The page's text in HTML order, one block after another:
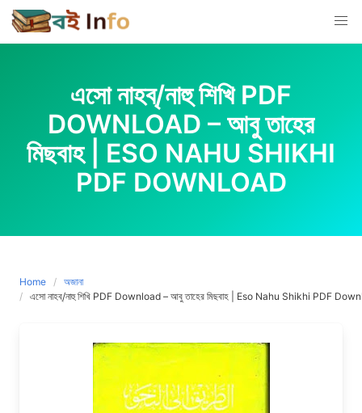
Skip
to
content
এসো নাহব্/নাহু শিখি PDF
DOWNLOAD – আবু তাহের
মিছবাহ | ESO NAHU SHIKHI
PDF DOWNLOAD
Home
অজানা
এসো নাহব্/নাহু শিখি PDF Download – আবু তাহের মিছবাহ | Eso Nahu Shikhi PDF